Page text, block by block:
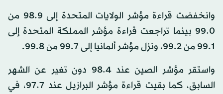
وانخفضت قراءة مؤشر الولايات المتحدة إلى 98.9 من
99.0 بينما تراجعت قراءة مؤشر المملكة المتحدة إلى
99.1 من 99.2، ونزل مؤشر ألمانيا إلى 99.7 من 99.8.
واستقر مؤشر الصين عند 98.4 دون تغير عن الشهر
السابق، كما بقيت قراءة مؤشر البرازيل عند 97.7، في